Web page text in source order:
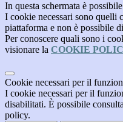
In questa schermata è
I cookie necessari sono quelli
piattaforma e non è possibile
Per conoscere quali sono i
visionare la COOKIE
Cookie necessari per il
I cookie necessari per il
disabilitati. È possibile
policy.